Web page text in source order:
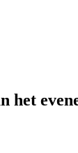
het